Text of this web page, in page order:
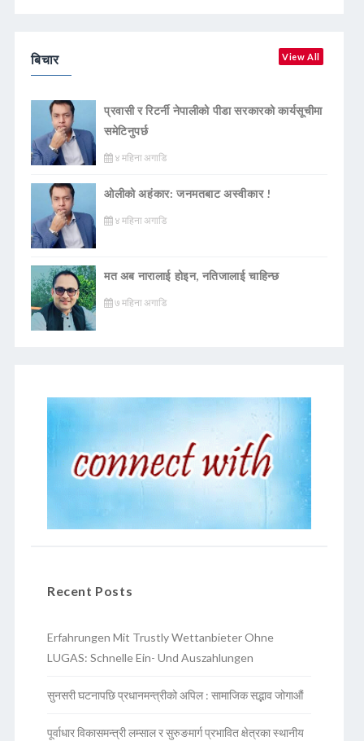
बिचार View All
प्रवासी र रिटर्नी नेपालीको पीडा सरकारको कार्यसूचीमा
समेटिनुपर्छ
४ महिना अगाडि
ओलीको अहंकार: जनमतबाट अस्वीकार !
४ महिना अगाडि
मत अब नारालाई होइन, नतिजालाई चाहिन्छ
७ महिना अगाडि
Recent Posts
Erfahrungen Mit Trustly Wettanbieter Ohne
LUGAS: Schnelle Ein- Und Auszahlungen
सुनसरी घटनापछि प्रधानमन्त्रीको अपिल : सामाजिक सद्भाव जोगाऔं
पूर्वाधार विकासमन्त्री लम्साल र सुरुङमार्ग प्रभावित क्षेत्रका स्थानीय